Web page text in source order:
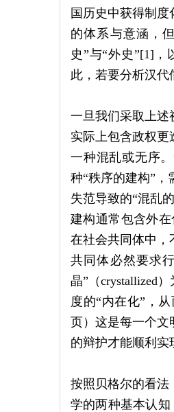
国历史中获得制
的体系与意涵，
史”与“外史”[1]，
此，若要分析汉代
一旦我们采取上述
实际上包含政权
一种混乱或无序
种“秩序的建构”
失范导致的“混乱
建构通常包含外
在社会共同体中，
共同体必然要求
晶”（crystallized
度的“内在化”，
页）这是每一个
的辩护才能顺利实
按照贝格尔的看法
学的两种基本认知